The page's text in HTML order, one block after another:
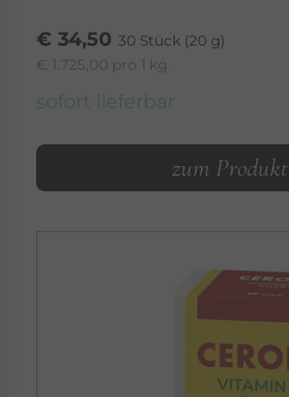
€ 34,50 30 Stück (20 g)
€ 1.725,00 pro 1 kg
sofort lieferbar
zum Produkt